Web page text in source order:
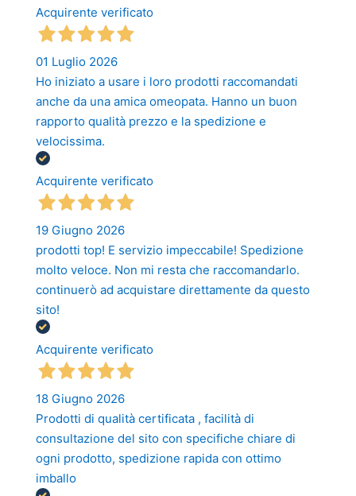
Acquirente verificato
01 Luglio 2026
Ho iniziato a usare i loro prodotti raccomandati
anche da una amica omeopata. Hanno un buon
rapporto qualità prezzo e la spedizione e
velocissima.
Acquirente verificato
19 Giugno 2026
prodotti top! E servizio impeccabile! Spedizione
molto veloce. Non mi resta che raccomandarlo.
continuerò ad acquistare direttamente da questo
sito!
Acquirente verificato
18 Giugno 2026
Prodotti di qualità certificata , facilità di
consultazione del sito con specifiche chiare di
ogni prodotto, spedizione rapida con ottimo
imballo